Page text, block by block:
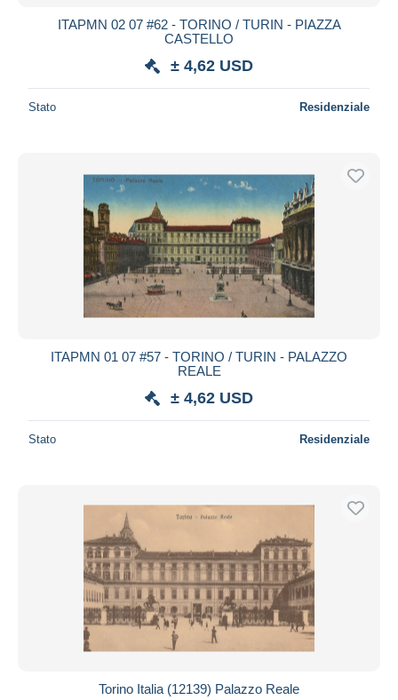
ITAPMN 02 07 #62 - TORINO / TURIN - PIAZZA
CASTELLO
± 4,62 USD
Stato Residenziale
ITAPMN 01 07 #57 - TORINO / TURIN - PALAZZO
REALE
± 4,62 USD
Stato Residenziale
Torino Italia (12139) Palazzo Reale